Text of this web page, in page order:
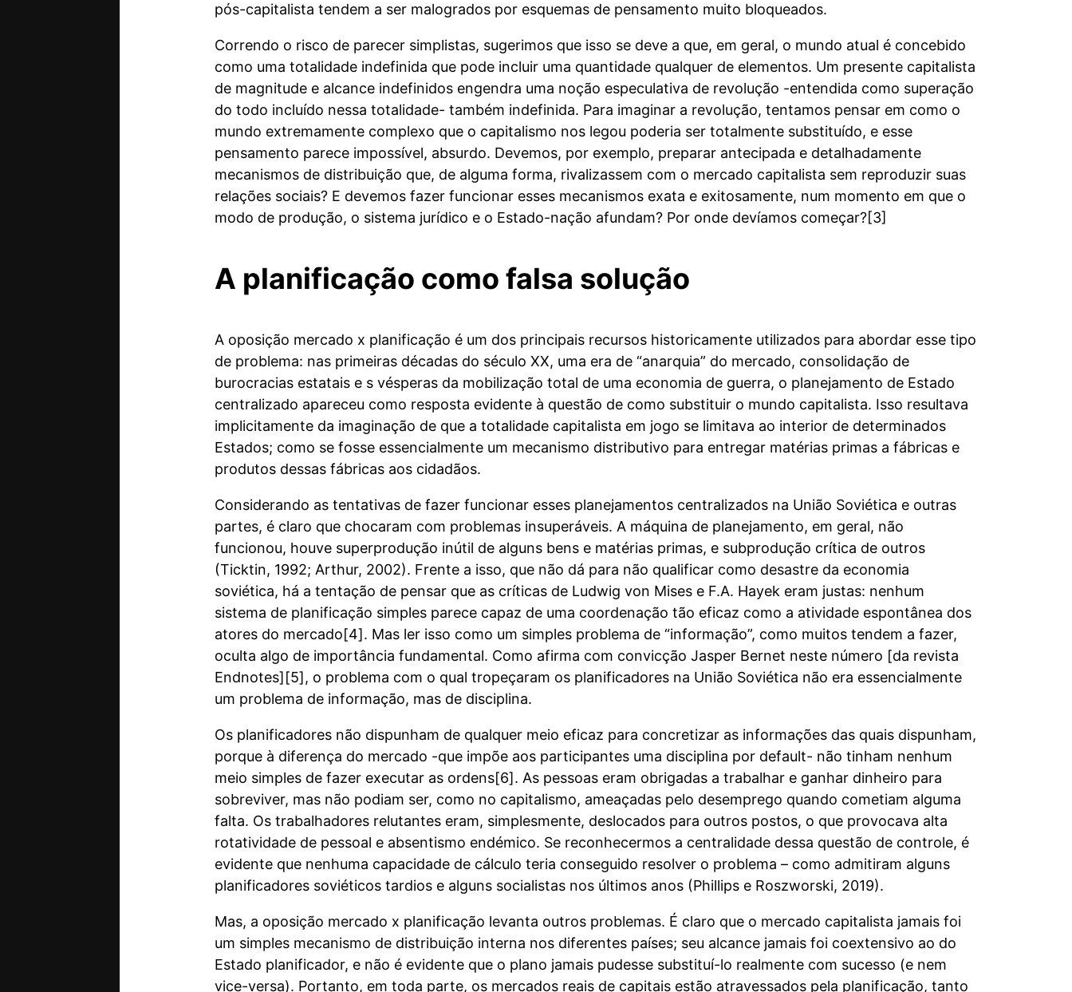
pós-capitalista tendem a ser malogrados por esquemas de pensamento muito bloqueados.
Correndo o risco de parecer simplistas, sugerimos que isso se deve a que, em geral, o mundo atual é concebido
como uma totalidade indefinida que pode incluir uma quantidade qualquer de elementos. Um presente capitalista
de magnitude e alcance indefinidos engendra uma noção especulativa de revolução -entendida como superação
do todo incluído nessa totalidade- também indefinida. Para imaginar a revolução, tentamos pensar em como o
mundo extremamente complexo que o capitalismo nos legou poderia ser totalmente substituído, e esse
pensamento parece impossível, absurdo. Devemos, por exemplo, preparar antecipada e detalhadamente
mecanismos de distribuição que, de alguma forma, rivalizassem com o mercado capitalista sem reproduzir suas
relações sociais? E devemos fazer funcionar esses mecanismos exata e exitosamente, num momento em que o
modo de produção, o sistema jurídico e o Estado-nação afundam? Por onde devíamos começar?[3]
A planificação como falsa solução
A oposição mercado x planificação é um dos principais recursos historicamente utilizados para abordar esse tipo
de problema: nas primeiras décadas do século XX, uma era de “anarquia” do mercado, consolidação de
burocracias estatais e s vésperas da mobilização total de uma economia de guerra, o planejamento de Estado
centralizado apareceu como resposta evidente à questão de como substituir o mundo capitalista. Isso resultava
implicitamente da imaginação de que a totalidade capitalista em jogo se limitava ao interior de determinados
Estados; como se fosse essencialmente um mecanismo distributivo para entregar matérias primas a fábricas e
produtos dessas fábricas aos cidadãos.
Considerando as tentativas de fazer funcionar esses planejamentos centralizados na União Soviética e outras
partes, é claro que chocaram com problemas insuperáveis. A máquina de planejamento, em geral, não
funcionou, houve superprodução inútil de alguns bens e matérias primas, e subprodução crítica de outros
(Ticktin, 1992; Arthur, 2002). Frente a isso, que não dá para não qualificar como desastre da economia
soviética, há a tentação de pensar que as críticas de Ludwig von Mises e F.A. Hayek eram justas: nenhum
sistema de planificação simples parece capaz de uma coordenação tão eficaz como a atividade espontânea dos
atores do mercado[4]. Mas ler isso como um simples problema de “informação”, como muitos tendem a fazer,
oculta algo de importância fundamental. Como afirma com convicção Jasper Bernet neste número [da revista
Endnotes][5], o problema com o qual tropeçaram os planificadores na União Soviética não era essencialmente
um problema de informação, mas de disciplina.
Os planificadores não dispunham de qualquer meio eficaz para concretizar as informações das quais dispunham,
porque à diferença do mercado -que impõe aos participantes uma disciplina por default- não tinham nenhum
meio simples de fazer executar as ordens[6]. As pessoas eram obrigadas a trabalhar e ganhar dinheiro para
sobreviver, mas não podiam ser, como no capitalismo, ameaçadas pelo desemprego quando cometiam alguma
falta. Os trabalhadores relutantes eram, simplesmente, deslocados para outros postos, o que provocava alta
rotatividade de pessoal e absentismo endémico. Se reconhecermos a centralidade dessa questão de controle, é
evidente que nenhuma capacidade de cálculo teria conseguido resolver o problema – como admitiram alguns
planificadores soviéticos tardios e alguns socialistas nos últimos anos (Phillips e Roszworski, 2019).
Mas, a oposição mercado x planificação levanta outros problemas. É claro que o mercado capitalista jamais foi
um simples mecanismo de distribuição interna nos diferentes países; seu alcance jamais foi coextensivo ao do
Estado planificador, e não é evidente que o plano jamais pudesse substituí-lo realmente com sucesso (e nem
vice-versa). Portanto, em toda parte, os mercados reais de capitais estão atravessados pela planificação, tanto